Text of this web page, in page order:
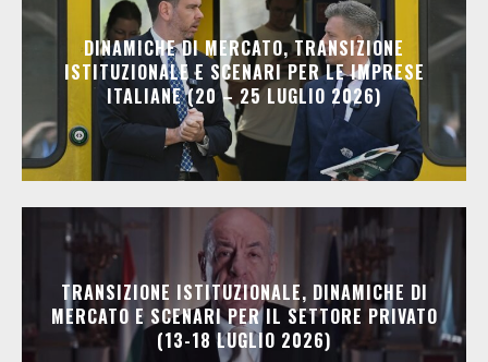
DINAMICHE DI MERCATO, TRANSIZIONE
ISTITUZIONALE E SCENARI PER LE IMPRESE
ITALIANE (20 – 25 LUGLIO 2026)
TRANSIZIONE ISTITUZIONALE, DINAMICHE DI
MERCATO E SCENARI PER IL SETTORE PRIVATO
(13-18 LUGLIO 2026)